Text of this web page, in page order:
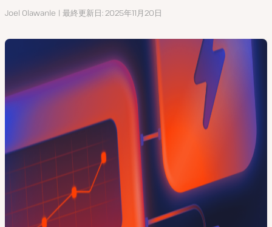
執
Joel Olawanle 最終更新日 2025年11月20日